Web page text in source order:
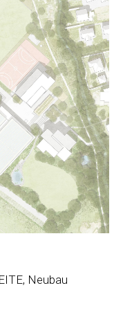
Neubau